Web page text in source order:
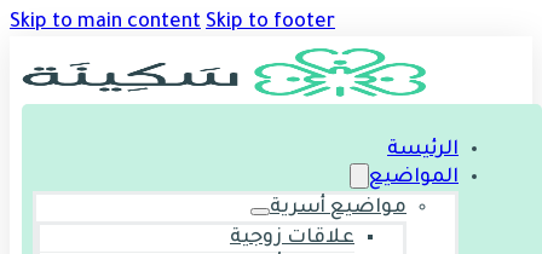
Skip to main content Skip to footer
الرئيسة
المواضيع
مواضيع أسرية
علاقات زوجية